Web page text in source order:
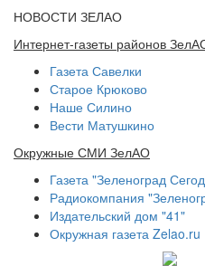
НОВОСТИ ЗЕЛАО
Интернет-газеты районов
Газета Савелки
Старое Крюково
Наше Силино
Вести Матушкино
Окружные СМИ ЗелАО
Газета "Зеленоград
Радиокомпания
Издательский дом "41"
Окружная газета Zelao.ru